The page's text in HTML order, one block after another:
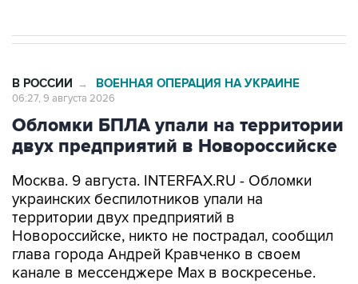
В РОССИИ → ВОЕННАЯ ОПЕРАЦИЯ НА УКРАИНЕ
06:27, 9 августа 2026
Обломки БПЛА упали на территории
двух предприятий в Новороссийске
Москва. 9 августа. INTERFAX.RU - Обломки
украинских беспилотников упали на
территории двух предприятий в
Новороссийске, никто не пострадал, сообщил
глава города Андрей Кравченко в своем
канале в мессенджере Max в воскресенье.